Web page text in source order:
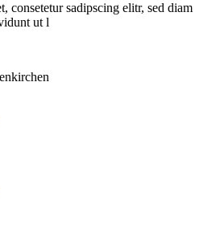
consetetur sadipscing elitr, sed diam
ut l